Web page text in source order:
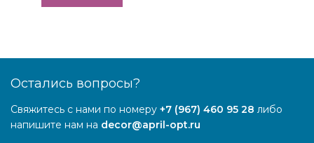
Остались вопросы?
Свяжитесь с нами по номеру +7 (967) 460 95 28 либо
напишите нам на decor@april-opt.ru